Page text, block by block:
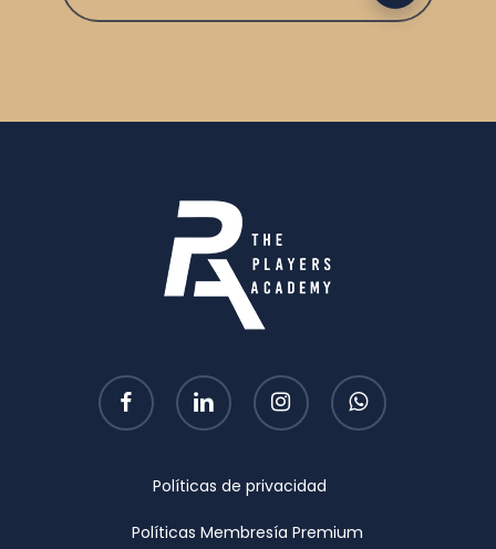
facebook linkedin instagram whatsapp
Políticas de privacidad
Políticas Membresía Premium